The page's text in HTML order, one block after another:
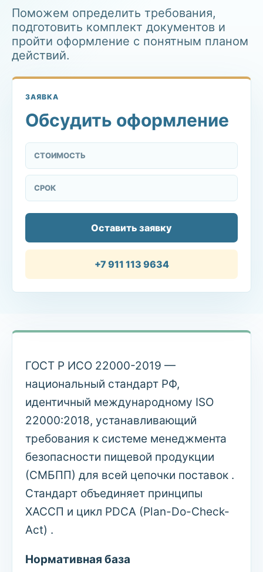
Поможем определить требования,
подготовить комплект документов и
пройти оформление с понятным планом
действий.
ЗАЯВКА
Обсудить оформление
СТОИМОСТЬ
СРОК
Оставить заявку
+7 911 113 9634
ГОСТ Р ИСО 22000-2019 —
национальный стандарт РФ,
идентичный международному ISO
22000:2018, устанавливающий
требования к системе менеджмента
безопасности пищевой продукции
(СМБПП) для всей цепочки поставок .
Стандарт объединяет принципы
ХАССП и цикл PDCA (Plan-Do-Check-
Act) .
Нормативная база